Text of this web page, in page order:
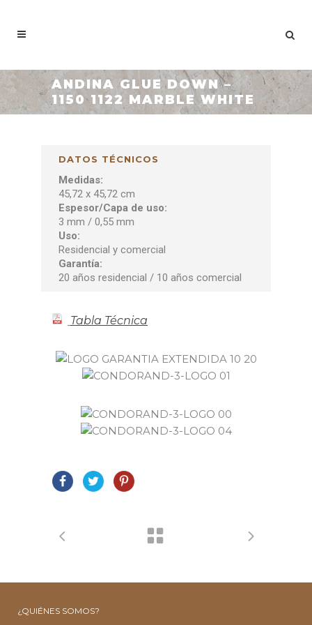
ANDINA GLUE DOWN –
1150 1122 MARBLE WHITE
DATOS TÉCNICOS
Medidas:
45,72 x 45,72 cm
Espesor/Capa de uso:
3 mm / 0,55 mm
Uso:
Residencial y comercial
Garantía:
20 años residencial / 10 años comercial
Tabla Técnica
¿QUIÉNES SOMOS?